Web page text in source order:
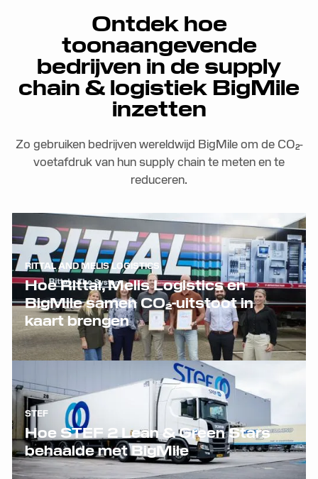
Ontdek hoe
toonaangevende
bedrijven in de supply
chain & logistiek BigMile
inzetten
Zo gebruiken bedrijven wereldwijd BigMile om de CO₂-
voetafdruk van hun supply chain te meten en te
reduceren.
RITTAL AND MELIS LOGISTICS
Hoe Rittal, Melis Logistics en
BigMile samen CO₂-uitstoot in
kaart brengen
STEF
Hoe STEF 2 Lean & Green Stars
behaalde met BigMile